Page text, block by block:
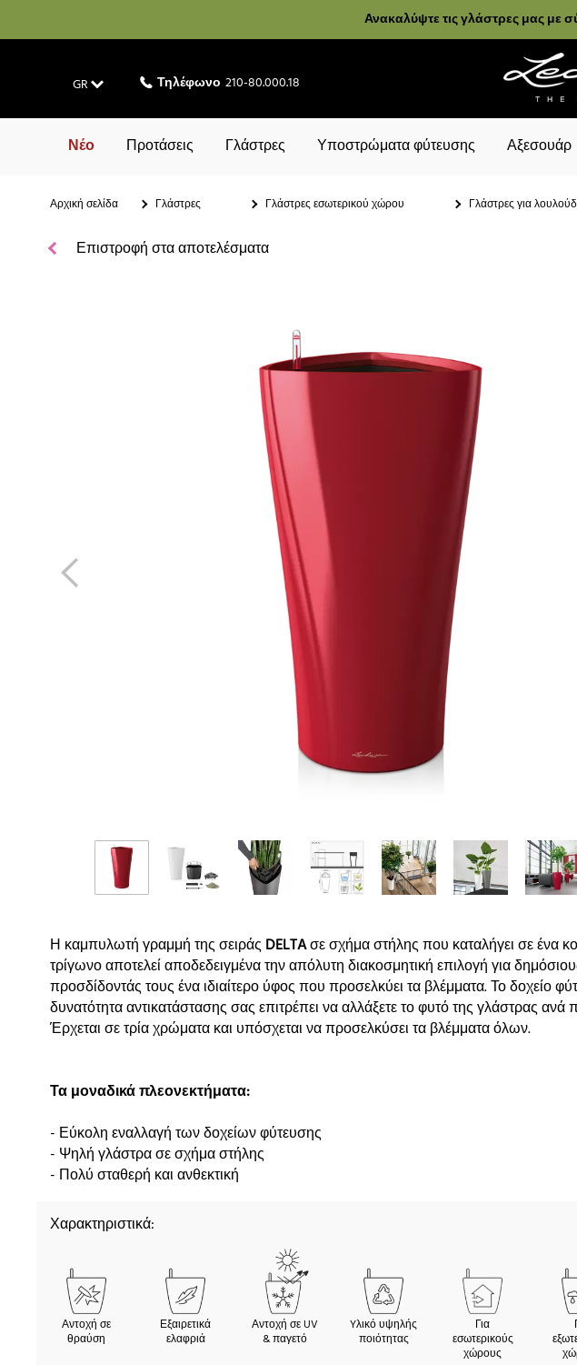
Ανακαλύψτε τις γλάστρες μας με
GR Τηλέφωνο 210-80.000.18
Νέο Προτάσεις Γλάστρες Υποστρώματα φύτευσης Αξεσουάρ
Αρχική σελίδα Γλάστρες Γλάστρες εσωτερικού χώρου Γλάστρες για
Επιστροφή στα αποτελέσματα
Η καμπυλωτή γραμμή της σειράςDELTAσε σχήμα στήλης που καταλήγει σε ένα
τρίγωνο αποτελεί αποδεδειγμένα την απόλυτη διακοσμητική επιλογή για
προσδίδοντάς τους ένα ιδιαίτερο ύφος που προσελκύει τα βλέμματα. Το δοχείο
δυνατότητα αντικατάστασης σας επιτρέπει να αλλάξετε το φυτό της γλάστρας ανά
Έρχεται σε τρία χρώματα και υπόσχεται να προσελκύσει τα βλέμματα όλων.
Τα μοναδικά πλεονεκτήματα:
- Εύκολη εναλλαγή των δοχείων φύτευσης
- Ψηλή γλάστρα σε σχήμα στήλης
- Πολύ σταθερή και ανθεκτική
Χαρακτηριστικά:
Αντοχή σε
θραύση
Εξαιρετικά
ελαφριά
Αντοχή σε UV
& παγετό
Yλικό υψηλής
ποιότητας
Για
εσωτερικούς
χώρους